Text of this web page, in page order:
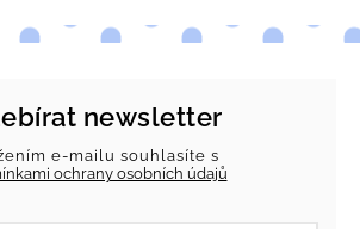
newsletter
e-mailu souhlasíte s
ochrany osobních údajů